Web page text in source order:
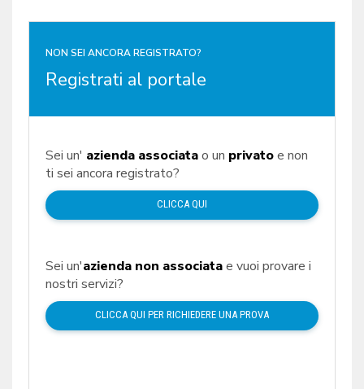
NON SEI ANCORA REGISTRATO?
Registrati al portale
Sei un' azienda associatao un privatoe non
ti sei ancora registrato?
CLICCA QUI
Sei un'azienda non associatae vuoi provare i
nostri servizi?
CLICCA QUI PER RICHIEDERE UNA PROVA